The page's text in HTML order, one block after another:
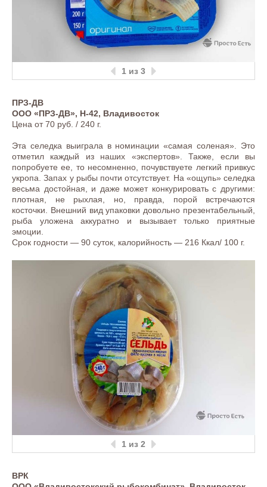
1 из 3
ПРЗ-ДВ
ООО «ПРЗ-ДВ», Н-42, Владивосток
Цена от 70 руб. / 240 г.
Эта селедка выиграла в номинации «самая соленая». Это
отметил каждый из наших «экспертов». Также, если вы
попробуете ее, то несомненно, почувствуете легкий привкус
укропа. Запах у рыбы почти отсутствует. На «ощупь» селедка
весьма достойная, и даже может конкурировать с другими:
плотная, не рыхлая, но, правда, порой встречаются
косточки. Внешний вид упаковки довольно презентабельный,
рыба уложена аккуратно и вызывает только приятные
эмоции.
Срок годности — 90 суток, калорийность — 216 Ккал/ 100 г.
1 из 2
ВРК